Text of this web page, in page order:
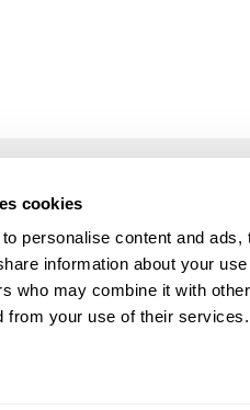
cookies
personalise content and
information about your
who may combine it with
from your use of their services.
OUTROS SERVIÇOS
Alugar Minigolfe
Manutenção / Reparação de
Formação